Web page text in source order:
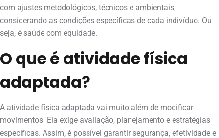
com ajustes metodológicos, técnicos e ambientais,
considerando as condições específicas de cada indivíduo. Ou
seja, é saúde com equidade.
O que é atividade física
adaptada?
A atividade física adaptada vai muito além de modificar
movimentos. Ela exige avaliação, planejamento e estratégias
específicas. Assim, é possível garantir segurança, efetividade e